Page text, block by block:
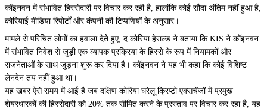
कॉइनवन में संभावित हिस्सेदारी पर विचार कर रही है, हालांकि कोई सौदा अंतिम नहीं हुआ है,
कोरियाई मीडिया रिपोर्टों और कंपनी की टिप्पणियों के अनुसार।
मामले से परिचित लोगों का हवाला देते हुए, द कोरिया हेराल्ड ने बताया कि KIS ने कॉइनवन
में संभावित निवेश से जुड़ी एक व्यापक प्रक्रिया के हिस्से के रूप में नियामकों और
राजनेताओं के साथ जुड़ना शुरू कर दिया है। कॉइनवन ने यह भी कहा कि कोई विशिष्ट
लेनदेन तय नहीं हुआ था।
यह खबर ऐसे समय में आई है जब दक्षिण कोरिया घरेलू क्रिप्टो एक्सचेंजों में प्रमुख
शेयरधारकों की हिस्सेदारी को 20% तक सीमित करने के प्रस्ताव पर विचार कर रहा है, यह